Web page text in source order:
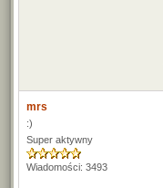
mrs
:)
Super aktywny
Wiadomości: 3493